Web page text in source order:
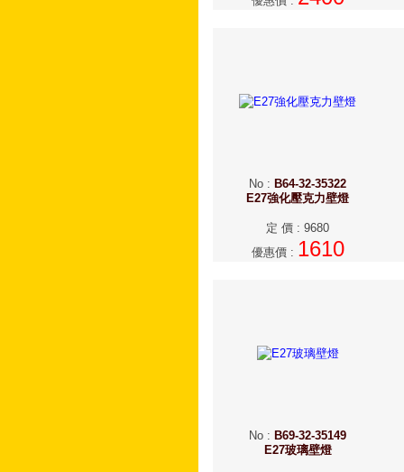
No : B64-32-35322
E27強化壓克力壁燈
定 價 : 9680
優惠價: 1610
No : B69-32-35149
E27玻璃壁燈